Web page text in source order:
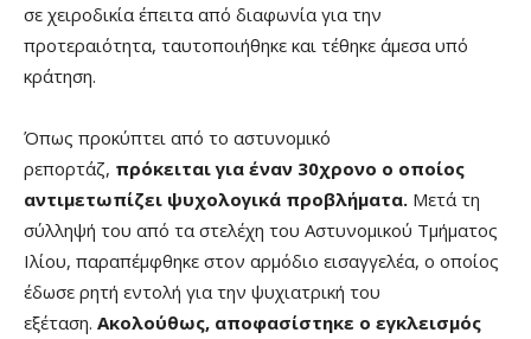
σε χειροδικία έπειτα από διαφωνία για την
προτεραιότητα, ταυτοποιήθηκε και τέθηκε άμεσα υπό
κράτηση.
Όπως προκύπτει από το αστυνομικό
ρεπορτάζ, πρόκειται για έναν 30χρονο ο οποίος
αντιμετωπίζει ψυχολογικά προβλήματα. Μετά τη
σύλληψή του από τα στελέχη του Αστυνομικού Τμήματος
Ιλίου, παραπέμφθηκε στον αρμόδιο εισαγγελέα, ο οποίος
έδωσε ρητή εντολή για την ψυχιατρική του
εξέταση. Ακολούθως, αποφασίστηκε ο εγκλεισμός